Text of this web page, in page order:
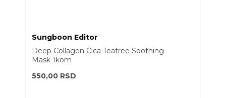
Sungboon Editor
Deep Collagen Cica Teatree Soothing
Mask 1kom
550,00 RSD